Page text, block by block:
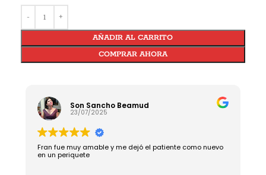
Son Sancho Beamud
23/07/2025
Fran fue muy amable y me dejó el patiente como nuevo
en un periquete
AÑADIR AL CARRITO
COMPRAR AHORA